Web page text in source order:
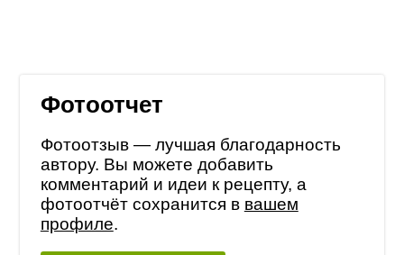
Фотоотчет
Фотоотзыв — лучшая благодарность
автору. Вы можете добавить
комментарий и идеи к рецепту, а
фотоотчёт сохранится в вашем
профиле.